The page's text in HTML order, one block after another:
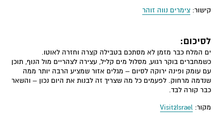
קישור:צימרים נווה זוהר
לסיכום:
ים המלח כבר מזמן לא מסתכם בטבילה קצרה וחזרה לאוטו.
כשמחברים בוקר רגוע, מסלול מים קליל, עצירה לצהריים מול הנוף, תוכן
עם עומק ופינה ירוקה לסיום – מגלים אזור שמציע הרבה יותר ממה
שנדמה מרחוק. לפעמים כל מה שצריך זה לבנות את היום נכון – והשאר
כבר קורה לבד.
מקור:Visit2Israel